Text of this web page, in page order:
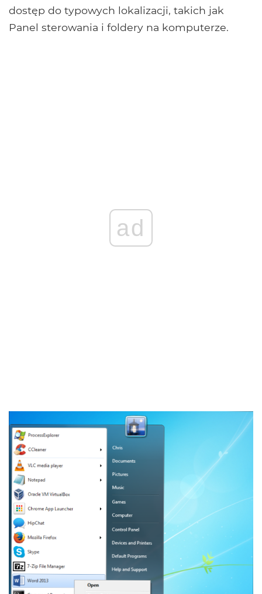
dostęp do typowych lokalizacji, takich jak
Panel sterowania i foldery na komputerze.
ad